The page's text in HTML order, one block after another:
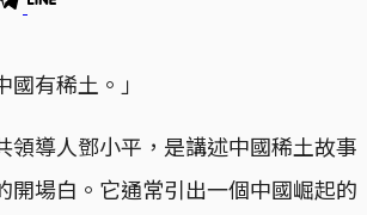
國有稀土。」
領導人鄧小平，是講述中國稀土故事
開場白。它通常引出一個中國崛起的